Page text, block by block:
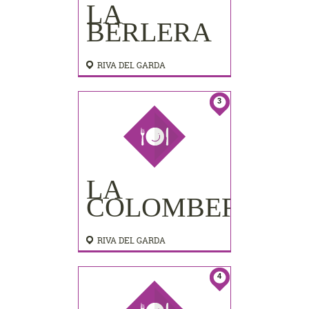
LA
BERLERA
RIVA DEL GARDA
3
LA
COLOMBERA
RIVA DEL GARDA
4